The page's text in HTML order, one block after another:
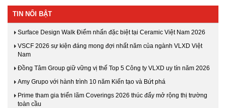
TIN NỔI BẬT
Surface Design Walk Điểm nhấn đặc biệt tại Ceramic Việt Nam 2026
VSCF 2026 sự kiện đáng mong đợi nhất năm của ngành VLXD Việt
Nam
Đồng Tâm Group giữ vững vị thế Top 5 Công ty VLXD uy tín năm 2026
Amy Grupo với hành trình 10 năm Kiến tạo và Bứt phá
Prime tham gia triển lãm Coverings 2026 thúc đẩy mở rộng thị trường
toàn cầu